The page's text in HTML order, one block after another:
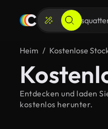
Heim Kostenlose
Entdecken und laden
kostenlos herunter.